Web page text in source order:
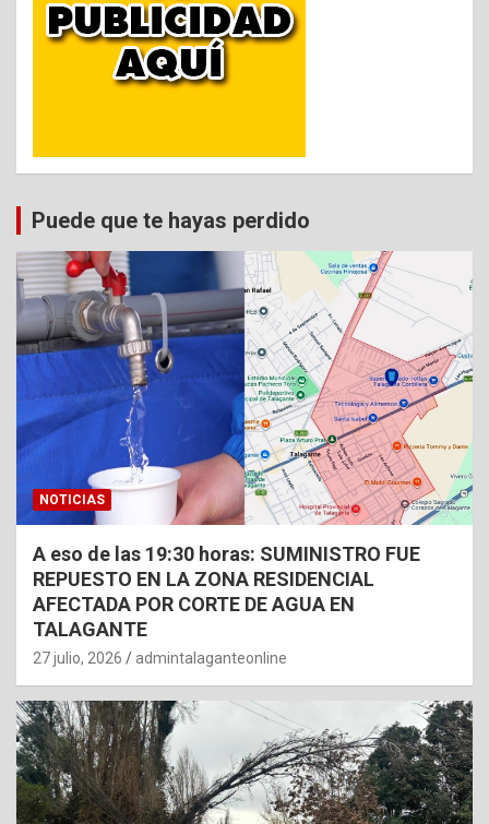
Puede que te hayas perdido
NOTICIAS
A eso de las 19:30 horas: SUMINISTRO FUE
REPUESTO EN LA ZONA RESIDENCIAL
AFECTADA POR CORTE DE AGUA EN
TALAGANTE
27 julio, 2026 admintalaganteonline